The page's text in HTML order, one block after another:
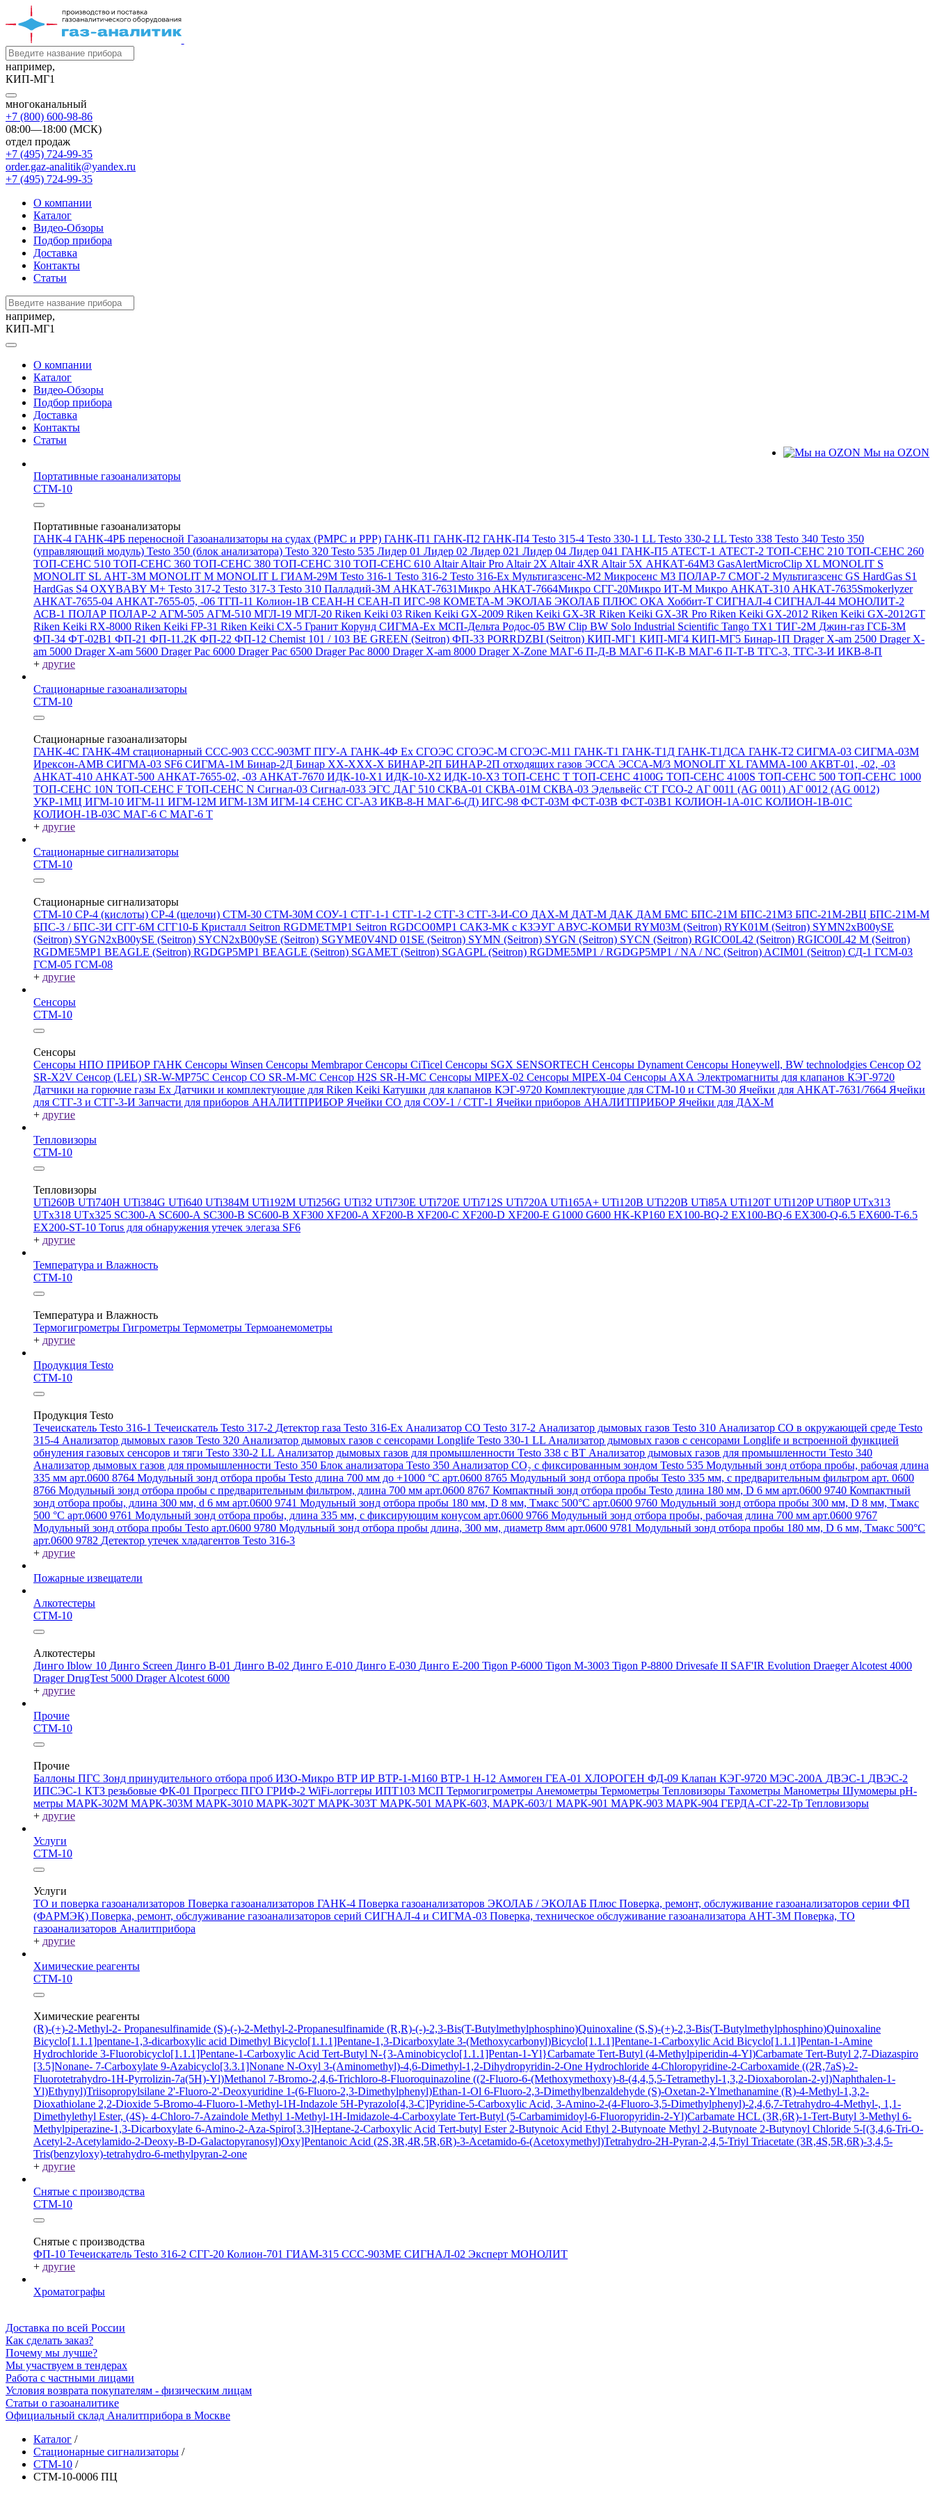
например,
КИП-МГ1
многоканальный
+7 (800) 600-98-86
08:00—18:00 (МСК)
отдел продаж
+7 (495) 724-99-35
order.gaz-analitik@yandex.ru
+7 (495) 724-99-35
О компании
Каталог
Видео-Обзоры
Подбор прибора
Доставка
Контакты
Статьи
например,
КИП-МГ1
О компании
Каталог
Видео-Обзоры
Подбор прибора
Доставка
Контакты
Статьи
Мы на OZON
Портативные газоанализаторы
СТМ-10
Портативные газоанализаторы
ГАНК-4 ГАНК-4РБ переносной Газоанализаторы на судах (РМРС и РРР) ГАНК-П1 ГАНК-П2 ГАНК-П4 Testo 315-4 Testo 330-1 LL Testo 330-2 LL Testo 338 Testo 340 Testo 350
(управляющий модуль) Testo 350 (блок анализатора) Testo 320 Testo 535 Лидер 01 Лидер 02 Лидер 021 Лидер 04 Лидер 041 ГАНК-П5 АТЕСТ-1 АТЕСТ-2 ТОП-СЕНС 210 ТОП-СЕНС 260
ТОП-СЕНС 510 ТОП-СЕНС 360 ТОП-СЕНС 380 ТОП-СЕНС 310 ТОП-СЕНС 610 AltairAltair Pro Altair 2X Altair 4XR Altair 5X АНКАТ-64М3 GasAlertMicroClip XL MONOLIT S
MONOLIT SL АНТ-3М MONOLIT M MONOLIT L ГИАМ-29М Testo 316-1 Testo 316-2 Testo 316-Ex Мультигазсенс-М2 Микросенс М3 ПОЛАР-7 СМОГ-2 Мультигазсенс GS HardGas S1
HardGas S4 OXYBABY M+ Testo 317-2 Testo 317-3 Testo 310 Палладий-3М АНКАТ-7631Микро АНКАТ-7664Микро СГГ-20Микро ИТ-М Микро АНКАТ-310 АНКАТ-7635Smokerlyzer
АНКАТ-7655-04 АНКАТ-7655-05, -06 ТГП-11 Колион-1В СЕАН-Н СЕАН-П ИГС-98 КОМЕТА-М ЭКОЛАБ ЭКОЛАБ ПЛЮС ОКА Хоббит-Т СИГНАЛ-4 СИГНАЛ-44 МОНОЛИТ-2
АСВ-1 ПОЛАР ПОЛАР-2 АГМ-505 АГМ-510 МГЛ-19 МГЛ-20 Riken Keiki 03 Riken Keiki GX-2009 Riken Keiki GX-3R Riken Keiki GX-3R Pro Riken Keiki GX-2012 Riken Keiki GX-2012GT
Riken Keiki RX-8000 Riken Keiki FP-31 Riken Keiki CX-5 Гранит Корунд СИГМА-Ех МСП-Дельта Родос-05 BW Clip BW Solo Industrial Scientific Tango TX1 ТИГ-2М Джин-газ ГСБ-3М
ФП-34 ФТ-02В1 ФП-21 ФП-11.2К ФП-22 ФП-12 Chemist 101 / 103 BE GREEN (Seitron) ФП-33 PORRDZBI (Seitron) КИП-МГ1 КИП-МГ4 КИП-МГ5 Бинар-1П Drager X-am 2500 Drager X-
am 5000 Drager X-am 5600 Drager Pac 6000 Drager Pac 6500 Drager Pac 8000 Drager X-am 8000 Drager X-Zone МАГ-6 П-Д-В МАГ-6 П-К-В МАГ-6 П-Т-В ТГС-3, ТГС-3-И ИКВ-8-П
+ другие
Стационарные газоанализаторы
СТМ-10
Стационарные газоанализаторы
ГАНК-4С ГАНК-4М стационарный ССС-903 ССС-903МТ ПГУ-А ГАНК-4Ф Ex СГОЭС СГОЭС-М СГОЭС-М11 ГАНК-Т1 ГАНК-Т1Д ГАНК-Т1ДСА ГАНК-Т2 СИГМА-03 СИГМА-03М
Ирексон-АМВ СИГМА-03 SF6 СИГМА-1М Бинар-2Д Бинар ХХ-ХХХ-Х БИНАР-2П БИНАР-2П отходящих газов ЭССА ЭССА-М/3 MONOLIT XL ГАММА-100 АКВТ-01, -02, -03
АНКАТ-410 АНКАТ-500 АНКАТ-7655-02, -03 АНКАТ-7670 ИДК-10-Х1 ИДК-10-Х2 ИДК-10-Х3 ТОП-СЕНС Т ТОП-СЕНС 4100G ТОП-СЕНС 4100S ТОП-СЕНС 500 ТОП-СЕНС 1000
ТОП-СЕНС 10N ТОП-СЕНС F ТОП-СЕНС N Сигнал-03 Сигнал-033 ЭГС ДАГ 510 СКВА-01 СКВА-01М СКВА-03 Эдельвейс СТ ГСО-2 АГ 0011 (AG 0011) АГ 0012 (AG 0012)
УКР-1МЦ ИГМ-10 ИГМ-11 ИГМ-12М ИГМ-13М ИГМ-14 СЕНС СГ-А3 ИКВ-8-Н МАГ-6-(Д) ИГС-98 ФСТ-03М ФСТ-03В ФСТ-03В1 КОЛИОН-1А-01С КОЛИОН-1В-01С
КОЛИОН-1В-03С МАГ-6 С МАГ-6 Т
+ другие
Стационарные сигнализаторы
СТМ-10
Стационарные сигнализаторы
СТМ-10 СР-4 (кислоты) СР-4 (щелочи) СТМ-30 СТМ-30М СОУ-1 СТГ-1-1 СТГ-1-2 СТГ-3 СТГ-3-И-CO ДАХ-М ДАТ-М ДАК ДАМ БМС БПС-21М БПС-21М3 БПС-21М-2ВЦ БПС-21М-М
БПС-3 / БПС-3И СГГ-6М СГГ10-Б Кристалл Seitron RGDMETMP1 Seitron RGDCO0MP1 САКЗ-МК с КЗЭУГ АВУС-КОМБИ RYM03M (Seitron) RYK01M (Seitron) SYMN2хB00ySE
(Seitron) SYGN2xB00ySE (Seitron) SYCN2xB00ySE (Seitron) SGYME0V4ND 01SE (Seitron) SYMN (Seitron) SYGN (Seitron) SYCN (Seitron) RGICO0L42 (Seitron) RGICO0L42 M (Seitron)
RGDME5MP1 BEAGLE (Seitron) RGDGP5MP1 BEAGLE (Seitron) SGAMET (Seitron) SGAGPL (Seitron) RGDME5MP1 / RGDGP5MP1 / NA / NC (Seitron) ACIM01 (Seitron) СД-1 ГСМ-03
ГСМ-05 ГСМ-08
+ другие
Сенсоры
СТМ-10
Сенсоры
Сенсоры НПО ПРИБОР ГАНК Сенсоры Winsen Сенсоры MembraporСенсоры CiTicel Сенсоры SGX SENSORTECH Сенсоры Dynament Сенсоры Honeywell, BW technolodgies Сенсор O2
SR-X2V Сенсор (LEL) SR-W-MP75C Сенсор CO SR-M-MC Сенсор H2S SR-H-MC Сенсоры MIPEX-02 Сенсоры MIPEX-04 Сенсоры АХА Электромагниты для клапанов КЭГ-9720
Датчики на горючие газы Ex Датчики и комплектующие для Riken Keiki Катушки для клапанов КЭГ-9720 Комплектующие для СТМ-10 и СТМ-30 Ячейки для АНКАТ-7631/7664 Ячейки
для СТГ-3 и СТГ-3-И Запчасти для приборов АНАЛИТПРИБОР Ячейки CO для СОУ-1 / СТГ-1 Ячейки приборов АНАЛИТПРИБОР Ячейки для ДАХ-М
+ другие
Тепловизоры
СТМ-10
Тепловизоры
UTi260В UTi740H UTi384G UTi640 UTi384M UTi192M UTi256G UTi32 UTi730E UTi720E UTi712S UTi720A UTi165A+ UTi120B UTi220B UTi85A UTi120T UTi120PUTi80PUTx313
UTx318 UTx325 SC300-A SC600-A SC300-B SC600-B XF300 XF200-A XF200-B XF200-C XF200-D XF200-E G1000 G600 HK-KP160 EX100-BQ-2 EX100-BQ-6 EX300-Q-6.5 EX600-T-6.5
EX200-ST-10 Torus для обнаружения утечек элегаза SF6
+ другие
Температура и Влажность
СТМ-10
Температура и Влажность
Термогигрометры Гигрометры Термометры Термоанемометры
+ другие
Продукция Testo
СТМ-10
Продукция Testo
Течеискатель Testo 316-1 Течеискатель Testo 317-2 Детектор газа Testo 316-Ex Анализатор CO Testo 317-2 Анализатор дымовых газов Testo 310 Анализатор CO в окружающей среде Testo
315-4 Анализатор дымовых газов Testo 320 Анализатор дымовых газов с сенсорами Longlife Testo 330-1 LL Анализатор дымовых газов с сенсорами Longlife и встроенной функцией
обнуления газовых сенсоров и тяги Testo 330-2 LL Анализатор дымовых газов для промышленности Testo 338 с BT Анализатор дымовых газов для промышленности Testo 340
Анализатор дымовых газов для промышленности Testo 350 Блок анализатора Testo 350 Анализатор СО₂ с фиксированным зондом Testo 535 Модульный зонд отбора пробы, рабочая длина
335 мм арт.0600 8764 Модульный зонд отбора пробы Testo длина 700 мм до +1000 °С арт.0600 8765 Модульный зонд отбора пробы Testo 335 мм, с предварительным фильтром арт. 0600
8766 Модульный зонд отбора пробы с предварительным фильтром, длина 700 мм арт.0600 8767 Компактный зонд отбора пробы Testo длина 180 мм, D 6 мм арт.0600 9740 Компактный
зонд отбора пробы, длина 300 мм, d 6 мм арт.0600 9741 Модульный зонд отбора пробы 180 мм, D 8 мм, Tмакс 500°С арт.0600 9760 Модульный зонд отбора пробы 300 мм, D 8 мм, Tмакс
500 °C арт.0600 9761 Модульный зонд отбора пробы, длина 335 мм, с фиксирующим конусом арт.0600 9766 Модульный зонд отбора пробы, рабочая длина 700 мм арт.0600 9767
Модульный зонд отбора пробы Testo арт.0600 9780 Модульный зонд отбора пробы длина, 300 мм, диаметр 8мм арт.0600 9781 Модульный зонд отбора пробы 180 мм, D 6 мм, Tмакс 500°С
арт.0600 9782 Детектор утечек хладагентов Testo 316-3
+ другие
Пожарные извещатели
Алкотестеры
СТМ-10
Алкотестеры
Динго Iblow 10 Динго Screen Динго В-01 Динго В-02 Динго Е-010 Динго Е-030 Динго Е-200 Tigon P-6000 Tigon M-3003 Tigon P-8800 Drivesafe II SAF'IR Evolution Draeger Alcotest 4000
Drager DrugTest 5000 Drager Alcotest 6000
+ другие
Прочие
СТМ-10
Прочие
Баллоны ПГС Зонд принудительного отбора проб ИЗО-Микро ВТР ИР ВТР-1-М160 ВТР-1 Н-12 Аммоген ГЕА-01 ХЛОРОГЕН ФД-09 Клапан КЭГ-9720 МЭС-200А ДВЭС-1 ДВЭС-2
ИПСЭС-1 КТЗ резьбовые ФК-01 Прогресс ПГО ГРИФ-2 WiFi-логгеры ИПТ103 МСП Термогигрометры Анемометры Термометры Тепловизоры Тахометры Манометры Шумомеры pH-
метры МАРК-302М МАРК-303М МАРК-3010 МАРК-302Т МАРК-303Т МАРК-501 МАРК-603, МАРК-603/1 МАРК-901 МАРК-903 МАРК-904 ГЕРДА-СГ-22-Тр Тепловизоры
+ другие
Услуги
СТМ-10
Услуги
ТО и поверка газоанализаторов Поверка газоанализаторов ГАНК-4 Поверка газоанализаторов ЭКОЛАБ / ЭКОЛАБ Плюс Поверка, ремонт, обслуживание газоанализаторов серии ФП
(ФАРМЭК) Поверка, ремонт, обслуживание газоанализаторов серий СИГНАЛ-4 и СИГМА-03 Поверка, техническое обслуживание газоанализатора АНТ-3М Поверка, ТО
газоанализаторов Аналитприбора
+ другие
Химические реагенты
СТМ-10
Химические реагенты
(R)-(+)-2-Methyl-2- Propanesulfinamide (S)-(-)-2-Methyl-2-Propanesulfinamide (R,R)-(-)-2,3-Bis(T-Butylmethylphosphino)Quinoxaline (S,S)-(+)-2,3-Bis(T-Butylmethylphosphino)Quinoxaline
Bicyclo[1.1.1]pentane-1,3-dicarboxylic acid Dimethyl Bicyclo[1.1.1]Pentane-1,3-Dicarboxylate 3-(Methoxycarbonyl)Bicyclo[1.1.1]Pentane-1-Carboxylic Acid Bicyclo[1.1.1]Pentan-1-Amine
Hydrochloride 3-Fluorobicyclo[1.1.1]Pentane-1-Carboxylic Acid Tert-Butyl N-{3-Aminobicyclo[1.1.1]Pentan-1-Yl}Carbamate Tert-Butyl (4-Methylpiperidin-4-Yl)Carbamate Tert-Butyl 2,7-Diazaspiro
[3.5]Nonane- 7-Carboxylate 9-Azabicyclo[3.3.1]Nonane N-Oxyl 3-(Aminomethyl)-4,6-Dimethyl-1,2-Dihydropyridin-2-One Hydrochloride 4-Chloropyridine-2-Carboxamide ((2R,7aS)-2-
Fluorotetrahydro-1H-Pyrrolizin-7a(5H)-Yl)Methanol 7-Bromo-2,4,6-Trichloro-8-Fluoroquinazoline ((2-Fluoro-6-(Methoxymethoxy)-8-(4,4,5,5-Tetramethyl-1,3,2-Dioxaborolan-2-yl)Naphthalen-1-
Yl)Ethynyl)Triisopropylsilane 2'-Fluoro-2'-Deoxyuridine 1-(6-Fluoro-2,3-Dimethylphenyl)Ethan-1-Ol 6-Fluoro-2,3-Dimethylbenzaldehyde (S)-Oxetan-2-Ylmethanamine (R)-4-Methyl-1,3,2-
Dioxathiolane 2,2-Dioxide 5-Bromo-4-Fluoro-1-Methyl-1H-Indazole 5H-Pyrazolo[4,3-C]Pyridine-5-Carboxylic Acid, 3-Amino-2-(4-Fluoro-3,5-Dimethylphenyl)-2,4,6,7-Tetrahydro-4-Methyl-, 1,1-
Dimethylethyl Ester, (4S)- 4-Chloro-7-Azaindole Methyl 1-Methyl-1H-Imidazole-4-Carboxylate Tert-Butyl (5-Carbamimidoyl-6-Fluoropyridin-2-Yl)Carbamate HCL (3R,6R)-1-Tert-Butyl 3-Methyl 6-
Methylpiperazine-1,3-Dicarboxylate 6-Amino-2-Aza-Spiro[3.3]Heptane-2-Carboxylic Acid Tert-butyl Ester 2-Butynoic Acid Ethyl 2-Butynoate Methyl 2-Butynoate 2-Butynoyl Chloride 5-[(3,4,6-Tri-O-
Acetyl-2-Acetylamido-2-Deoxy-B-D-Galactopyranosyl)Oxy]Pentanoic Acid (2S,3R,4R,5R,6R)-3-Acetamido-6-(Acetoxymethyl)Tetrahydro-2H-Pyran-2,4,5-Triyl Triacetate (3R,4S,5R,6R)-3,4,5-
Tris(benzyloxy)-tetrahydro-6-methylpyran-2-one
+ другие
Снятые с производства
СТМ-10
Снятые с производства
ФП-10 Течеискатель Testo 316-2 СГГ-20 Колион-701 ГИАМ-315 ССС-903МЕ СИГНАЛ-02 Эксперт МОНОЛИТ
+ другие
Хроматографы
Доставка по всей России
Как сделать заказ?
Почему мы лучше?
Мы участвуем в тендерах
Работа с частными лицами
Условия возврата покупателям - физическим лицам
Статьи о газоаналитике
Официальный склад Аналитприбора в Москве
Каталог /
Стационарные сигнализаторы /
СТМ-10 /
СТМ-10-0006 ПЦ